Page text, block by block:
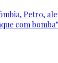
Petro,
com bomba"